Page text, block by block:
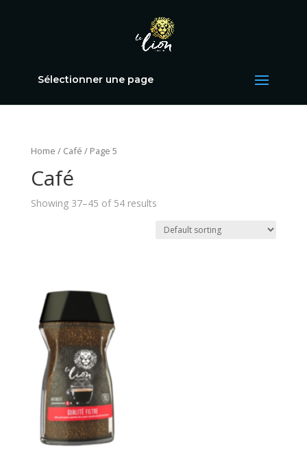
Sélectionner une page
Home / Café / Page 5
Café
Showing 37–45 of 54 results